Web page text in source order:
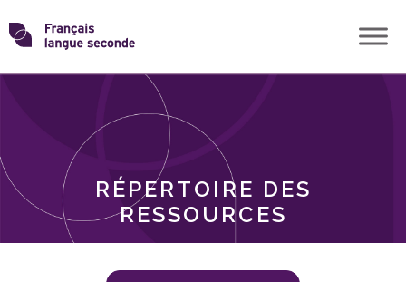
Skip
toTransformons
langue
RÉPERTOIRE DES
RESSOURCES
THÈMES